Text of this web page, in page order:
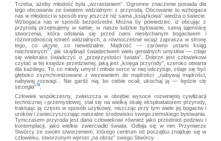
Trzeba, ażeby młodość była „wzrastaniem”. Ogromne znaczenie posiada dla
tego obcowania ze światem widzialnym: z przyrodą. Obcowanie to wzbogaca
nas w młodości w sposób inny jeszcze niż sama „książkowa” wiedza o świecie.
Wzbogaca nas w sposób bezpośredni. Można by powiedzieć, iż obcując z
przyrodą przejmujemy w siebie, w nasze ludzkie bytowanie, samą tajemnicę
stworzenia, która odsłania się przed nami niesłychanym bogactwem i
różnorodnością istnień widzialnych, a równocześnie wciąż zaprasza w stronę
tego, co ukryte, co niewidzialne. Mądrość — zarówno ustami ksiąg
natchnionych77
, jak skądinąd świadectwem wielu genialnych umysłów — zdaje
się wielorako świadczyć o „przejrzystości świata”. Dobrze jest człowiekowi
czytać w tej księdze przedziwnej, jaką jest „księga przyrody”, szeroko otwarta
dla każdego. To, co młody umysł i młode serce w niej odczytuje, zdaje się być
głęboko zsynchronizowane z wezwaniem do mądrości: „nabywaj mądrości,
nabywaj rozwagi... Nie gardź nią, bo ciebie ocali, ukochaj ją — będzie cię
strzegła”78
Człowiek współczesny, zwłaszcza w obrębie wysoce rozwiniętej cywilizacji
technicznej i przemysłowej, stał się na wielką skalę eksploatatorem przyrody,
traktując ją często w sposób użytkowy, niszcząc przy tym wiele jej bogactw i
uroków i zanieczyszczając naturalne środowisko swego ziemskiego bytowania.
Tymczasem przyroda jest dana człowiekowi również jako przedmiot podziwu i
kontemplacji, jako wielkie zwierciadło świata. Odbija się w nim Przymierze
Stwórcy ze swoim stworzeniem, którego centrum od początku znajduje się w
człowieku, stworzonym wprost „na obraz” swego Stwórcy.